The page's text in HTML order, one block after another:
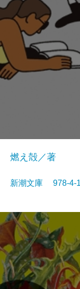
燃え殻／著
新潮文庫 978-4-